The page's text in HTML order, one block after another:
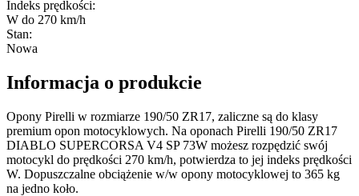
Indeks prędkości:
W do 270 km/h
Stan:
Nowa
Informacja o produkcie
Opony Pirelli w rozmiarze 190/50 ZR17, zaliczne są do klasy
premium opon motocyklowych. Na oponach Pirelli 190/50 ZR17
DIABLO SUPERCORSA V4 SP 73W możesz rozpędzić swój
motocykl do prędkości 270 km/h, potwierdza to jej indeks prędkości
W. Dopuszczalne obciążenie w/w opony motocyklowej to 365 kg
na jedno koło.